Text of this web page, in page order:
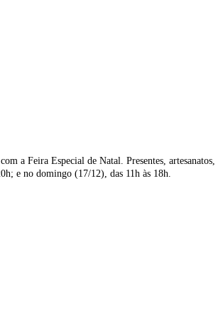
a Feira Especial de Natal. Presentes, artesanatos,
e no domingo (17/12), das 11h às 18h.